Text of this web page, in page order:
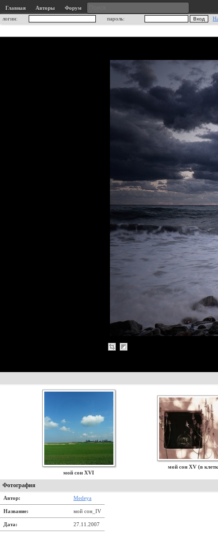
Главная Авторы
Форум
логин:
пароль:
мой сон XVI
мой сон XV (в
Фотография
Автор: Medeya
Название: мой сон_IV
Дата: 27.11.2007